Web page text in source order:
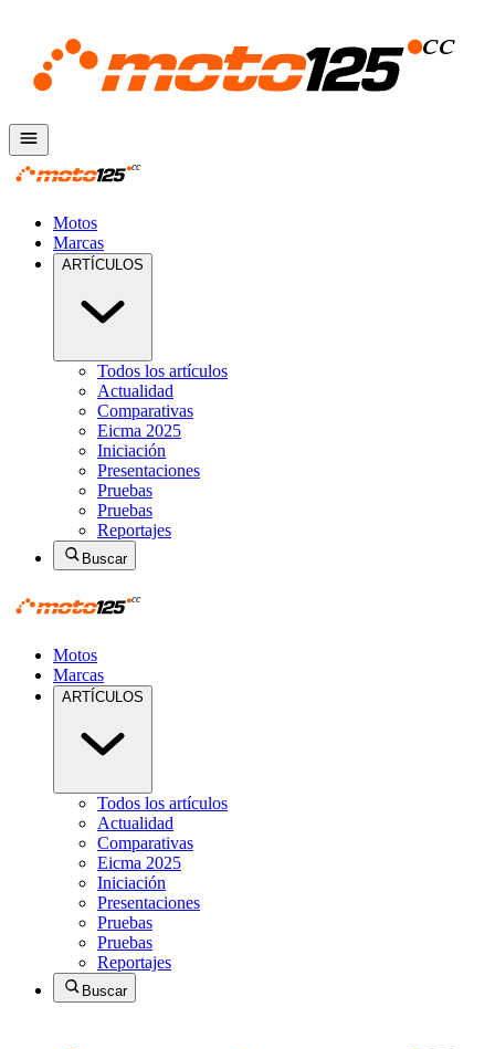
Motos
Marcas
ARTÍCULOS
Todos los artículos
Actualidad
Comparativas
Eicma 2025
Iniciación
Presentaciones
Pruebas
Pruebas
Reportajes
Buscar
Motos
Marcas
ARTÍCULOS
Todos los artículos
Actualidad
Comparativas
Eicma 2025
Iniciación
Presentaciones
Pruebas
Pruebas
Reportajes
Buscar